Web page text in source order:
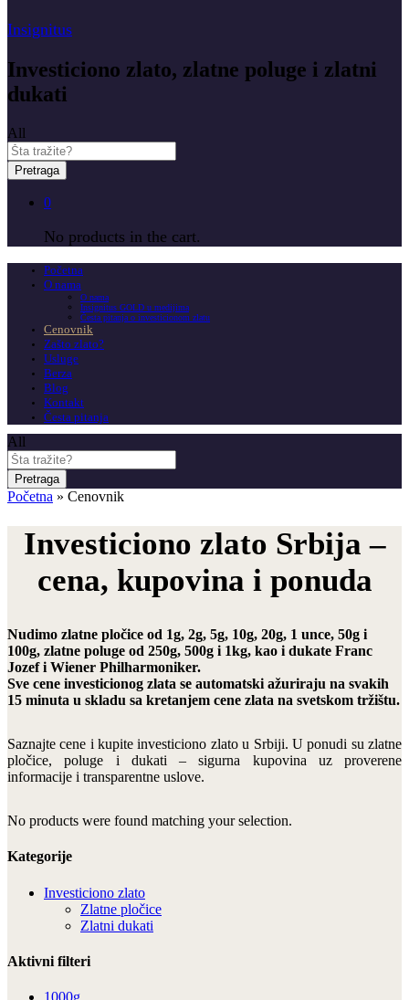
Insignitus
Investiciono zlato, zlatne poluge i zlatni
dukati
All
Pretraga
0
No products in the cart.
Početna
O nama
O nama
Insignitus GOLD u medijima
Česta pitanja o investicionom zlatu
Cenovnik
Zašto zlato?
Usluge
Berza
Blog
Kontakt
Česta pitanja
All
Pretraga
Početna » Cenovnik
Investiciono zlato Srbija –
cena, kupovina i ponuda
Nudimo zlatne pločice od 1g, 2g, 5g, 10g, 20g, 1 unce, 50g i
100g, zlatne poluge od 250g, 500g i 1kg, kao i dukate Franc
Jozef i Wiener Philharmoniker.
Sve cene investicionog zlata se automatski ažuriraju na svakih
15 minuta u skladu sa kretanjem cene zlata na svetskom tržištu.
Saznajte cene i kupite investiciono zlato u Srbiji. U ponudi su zlatne
pločice, poluge i dukati – sigurna kupovina uz proverene
informacije i transparentne uslove.
No products were found matching your selection.
Kategorije
Investiciono zlato
Zlatne pločice
Zlatni dukati
Aktivni filteri